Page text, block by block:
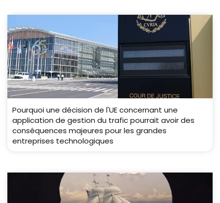
Pourquoi une décision de l'UE concernant une
application de gestion du trafic pourrait avoir des
conséquences majeures pour les grandes
entreprises technologiques